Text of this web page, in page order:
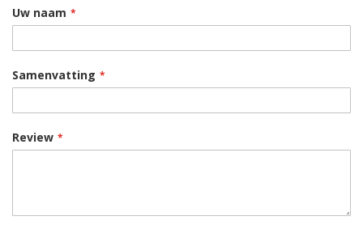
Uw naam
Samenvatting
Review